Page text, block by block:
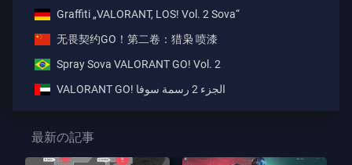
Graffiti „VALORANT, LOS! Vol. 2 Sova“
无畏契约GO！第二卷：猎枭 喷漆
Spray Sova VALORANT GO! Vol. 2
VALORANT GO! الجزء 2 رسمة سوفا
最新の記事